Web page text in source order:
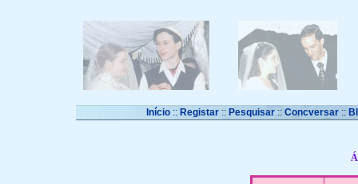
Início :: Registar:: Pesquisar :: Concversar ::